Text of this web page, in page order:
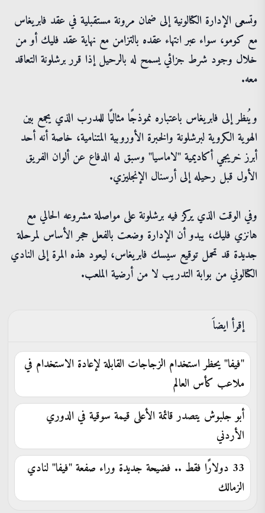
وتسعى الإدارة الكتالونية إلى ضمان مرونة مستقبلية في عقد فابريغاس
مع كومو، سواء عبر انتهاء عقده بالتزامن مع نهاية عقد فليك أو من
خلال وجود شرط جزائي يسمح له بالرحيل إذا قرر برشلونة التعاقد
معه.
ويُنظر إلى فابريغاس باعتباره نموذجًا مثاليًا للمدرب الذي يجمع بين
الهوية الكروية لبرشلونة والخبرة الأوروبية المتنامية، خاصة أنه أحد
أبرز خريجي أكاديمية "لاماسيا" وسبق له الدفاع عن ألوان الفريق
الأول قبل رحيله إلى أرسنال الإنجليزي.
وفي الوقت الذي يركز فيه برشلونة على مواصلة مشروعه الحالي مع
هانزي فليك، يبدو أن الإدارة وضعت بالفعل حجر الأساس لمرحلة
جديدة قد تحمل توقيع سيسك فابريغاس، ليعود هذه المرة إلى النادي
الكتالوني من بوابة التدريب لا من أرضية الملعب.
إقرأ ايضاَ
"فيفا" يحظر استخدام الزجاجات القابلة لإعادة الاستخدام في
ملاعب كأس العالم
أبو جلبوش يتصدر قائمة الأعلى قيمة سوقية في الدوري
الأردني
33 دولارًا فقط .. فضيحة جديدة وراء صفعة "فيفا" لنادي
الزمالك